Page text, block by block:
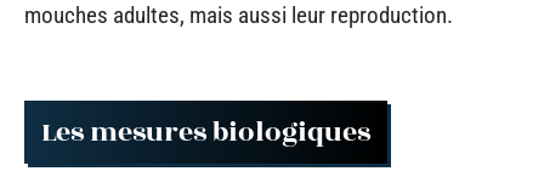
mouches adultes, mais aussi leur reproduction.
Les mesures biologiques